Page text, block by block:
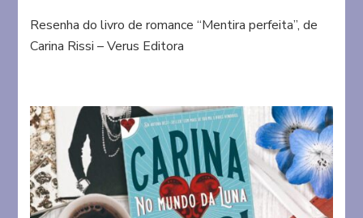
perfeita
Resenha do livro de romance “Mentira perfeita”, de
Carina Rissi – Verus Editora